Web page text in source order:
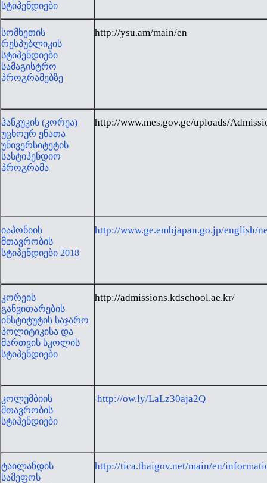
სტიპენდიები
სომხეთის
რესპუბლიკის
სტიპენდიები
სამაგისტრო
პროგრამებზე
http://ysu.am/main/en
ჰანკუკის (კორეა)
უცხოურ ენათა
უნივერსიტეტის
სასტიპენდიო
პროგრამა
http://www.mes.gov.ge/uploads/
იაპონიის
მთავრობის
სტიპენდიები 2018
http://www.ge.embjapan.go.jp/english/
კორეის
განვითარების
ინსტიტუტის საჯარო
პოლიტიკისა და
მართვის სკოლის
სტიპენდიები
http://admissions.kdschool.ae.kr/
კოლუმბიის
მთავრობის
სტიპენდიები
http://ow.ly/LaLz30aja2Q
ტაილანდის
სამეფოს
http://tica.thaigov.net/main/en/